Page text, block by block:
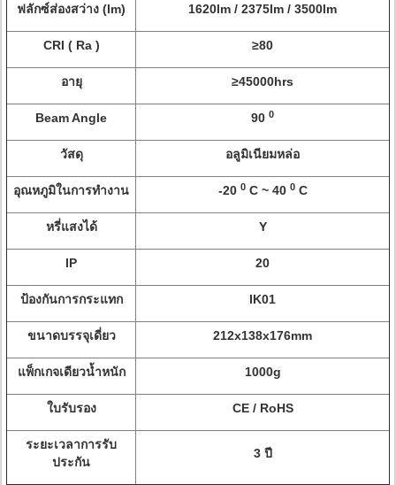
ฟลักซ์ส่องสว่าง (lm) 1620lm / 2375lm / 3500lm
CRI ( Ra ) ≥80
อายุ ≥45000hrs
Beam Angle 90 0
วัสดุ อลูมิเนียมหล่อ
อุณหภูมิในการทำงาน -20 0C ~ 40 0C
หรี่แสงได้ Y
IP 20
ป้องกันการกระแทก IK01
ขนาดบรรจุเดี่ยว 212x138x176mm
แพ็กเกจเดียวน้ำหนัก 1000g
ใบรับรอง CE / RoHS
ระยะเวลาการรับ
ประกัน
3 ปี